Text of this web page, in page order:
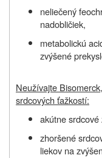
neliečený
nadobličiek,
metabolickú
zvýšené
Neužívajte
srdcových ťažkostí:
akútne
zhoršené
liekov na